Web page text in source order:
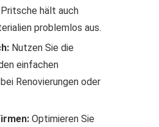
hält auch
problemlos aus.
Nutzen Sie die
einfachen
Renovierungen oder
Optimieren Sie